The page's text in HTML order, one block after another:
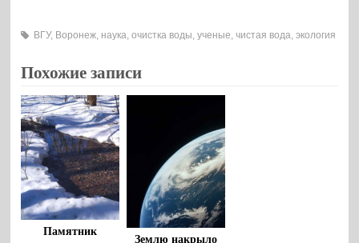
ВГУ, Воронеж, наука,очистка воды,ученые,чистая вода,экология
Похожие записи
Памятник
Землю накрыло